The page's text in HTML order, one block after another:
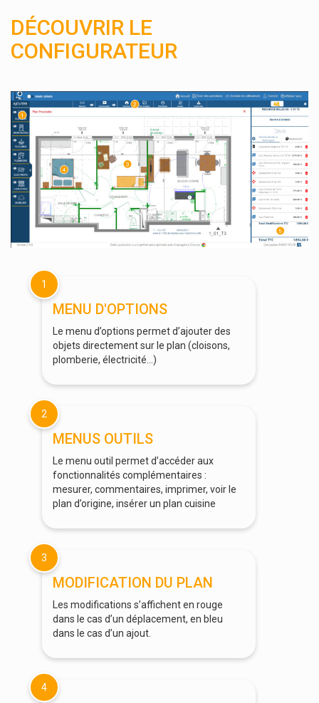
DÉCOUVRIR LE
CONFIGURATEUR
1
MENU D'OPTIONS
Le menu d’options permet d’ajouter des
objets directement sur le plan (cloisons,
plomberie, électricité…)
2
MENUS OUTILS
Le menu outil permet d’accéder aux
fonctionnalités complémentaires :
mesurer, commentaires, imprimer, voir le
plan d’origine, insérer un plan cuisine
3
MODIFICATION DU PLAN
Les modifications s’affichent en rouge
dans le cas d’un déplacement, en bleu
dans le cas d’un ajout.
4